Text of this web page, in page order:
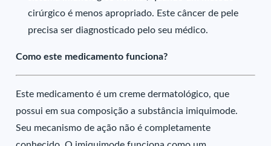
cirúrgico é menos apropriado. Este câncer de pele
precisa ser diagnosticado pelo seu médico.
Como este medicamento funciona?
Este medicamento é um creme dermatológico, que
possui em sua composição a substância imiquimode.
Seu mecanismo de ação não é completamente